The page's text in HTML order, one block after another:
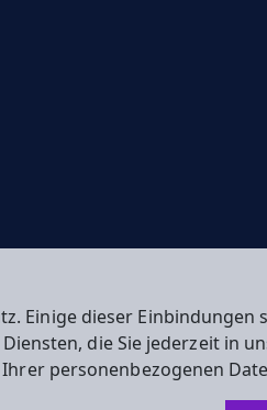
Einige dieser Einbindungen
die Sie jederzeit in
personenbezogenen